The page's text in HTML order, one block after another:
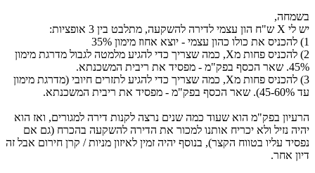
בשמחה,
יש לי X ש"ח הון עצמי לדירה להשקעה, מתלבט בין 3 אופציות:
1) להכניס את כולו כהון עצמי - יוצא אחוז מימון 35%
2) להכניס פחות מX, כמה שצריך כדי להגיע מלמטה לגבול מדרגת מימון
45%. שאר הכסף בפק"מ - מפסיד את ריבית המשכנתא.
3) להכניס פחות מX, כמה שצריך כדי להגיע לתזרים חיובי (מדרגת מימון
עד 45-60%). שאר הכסף בפק"מ - מפסיד את ריבית המשכנתא.
הרעיון בפק"מ הוא שעוד כמה שנים נרצה לקנות דירה למגורים, ואז הוא
יהיה נזיל ולא יכריח אותנו למכור את הדירה להשקעה בהכרח (גם אם
נפסיד עליו בטווח הקצר), בנוסף יהיה זמין לאיזון מניות / קרן חירום אבל זה
דיון אחר.